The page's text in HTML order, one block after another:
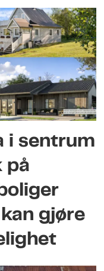
i sentrum
på
gjøre